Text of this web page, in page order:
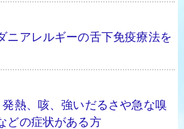
ニアレルギーの舌下免疫療法を
熱、咳、強いだるさや急な嗅
どの症状がある方